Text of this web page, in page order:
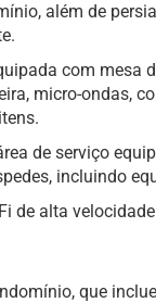
além de
com mesa
micro-ondas,
de serviço
incluindo
de alta
que